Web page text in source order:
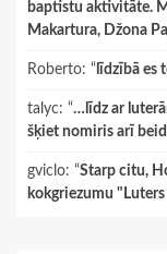
baptistu aktivitāte.
Makartura, Džona
Roberto: “ līdzībā es
talyc: “…līdz ar
šķiet nomiris arī
gviclo: “Starp citu,
kokgriezumu